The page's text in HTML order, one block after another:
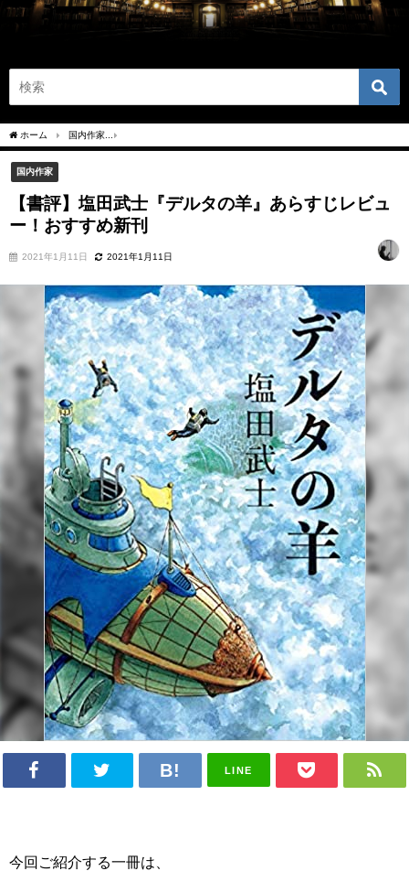
ホーム 国内作家
国内作家
【書評】塩田武士『デルタの羊』あらすじレビュ
ー！おすすめ新刊
2021年1月11日 2021年1月11日
LINE
今回ご紹介する一冊は、